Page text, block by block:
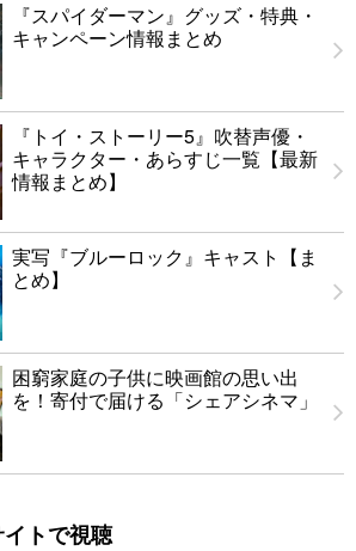
『スパイダーマン』グッズ・特典・
キャンペーン情報まとめ
『トイ・ストーリー5』吹替声優・
キャラクター・あらすじ一覧【最新
情報まとめ】
実写『ブルーロック』キャスト【ま
とめ】
困窮家庭の子供に映画館の思い出
を！寄付で届ける「シェアシネマ」
トで視聴